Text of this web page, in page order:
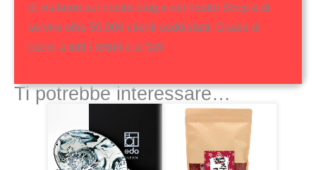
di visitatori sul nostro blog e nel nostro Shop e di
servire oltre 50.000 clienti soddisfatti. Grazie di
cuore a tutti i lettori e ai fan!
Ti potrebbe interessare…